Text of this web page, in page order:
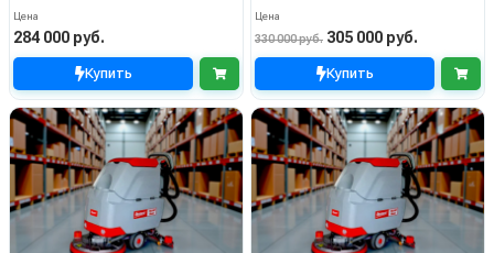
Цена
284 000 руб.
Купить
Цена
330 000 руб. 305 000 руб.
Купить